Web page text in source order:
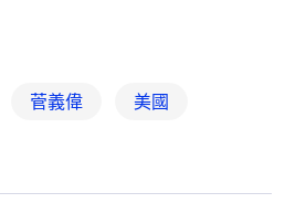
菅義偉 美國